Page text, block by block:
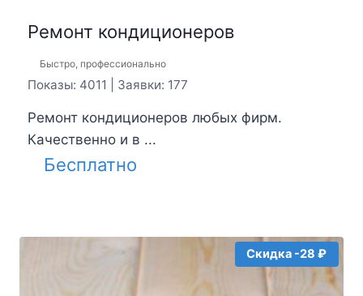
Ремонт кондиционеров
Быстро, профессионально
Показы: 4011 | Заявки: 177
Ремонт кондиционеров любых фирм.
Качественно и в ...
Бесплатно
Скидка -28 ₽